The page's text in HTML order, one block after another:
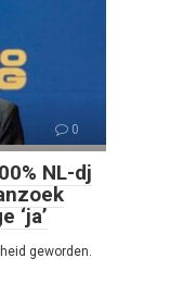
0
NL-dj
‘ja’
geworden.